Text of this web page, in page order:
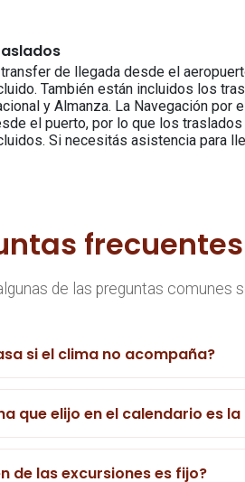
de llegada desde el
También están incluidos los
y Almanza. La Navegación por
el puerto, por lo que los
Si necesitás asistencia para
frecuentes
de las preguntas comunes
si el clima no acompaña?
que elijo en el calendario es
de las excursiones es fijo?